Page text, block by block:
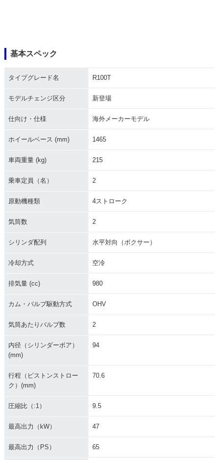
基本スペック
タイプグレード名 R100T
モデルチェンジ区分 新登場
仕向け・仕様 海外メーカーモデル
ホイールベース (mm) 1465
車両重量 (kg) 215
乗車定員（名） 2
原動機種類 4ストローク
気筒数 2
シリンダ配列 水平対向（ボクサー）
冷却方式 空冷
排気量 (cc) 980
カム・バルブ駆動方式 OHV
気筒あたりバルブ数 2
内径（シリンダーボア）
(mm)
94
行程（ピストンストロー
ク）(mm)
70.6
圧縮比（:1） 9.5
最高出力（kW） 47
最高出力（PS） 65